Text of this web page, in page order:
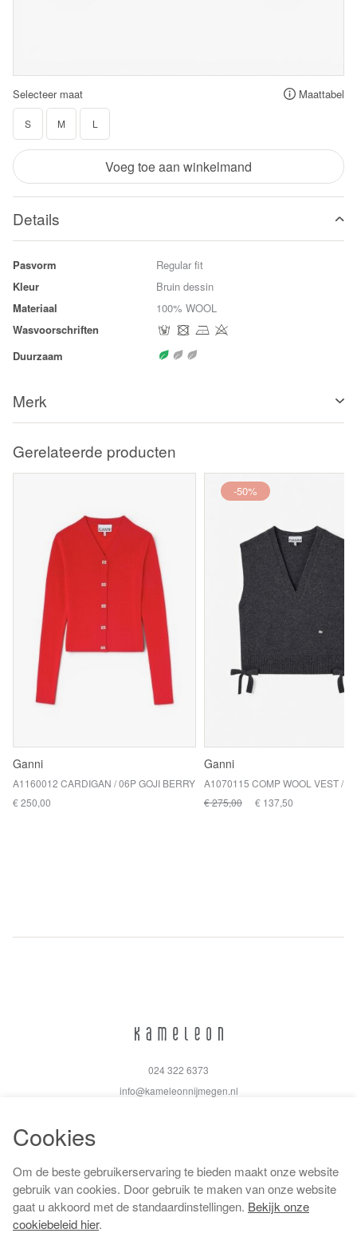
Selecteer maat Maattabel
S M L
Voeg toe aan winkelmand
Details
Pasvorm
Regular fit
Kleur
Bruin dessin
Materiaal
100% WOOL
Wasvoorschriften
Duurzaam
Merk
Gerelateerde producten
Ganni
A1160012 CARDIGAN / 06P GOJI BERRY
€ 250,00
-50%
Ganni
€ 275,00 € 137,50
024 322 6373
info@kameleonnijmegen.nl
Algemene voorwaarden
Privacy policy
Cookiebeleid
Cookies
Om de beste gebruikerservaring te bieden maakt onze website
gebruik van cookies. Door gebruik te maken van onze website
gaat u akkoord met de standaardinstellingen. Bekijk onze
cookiebeleid hier.